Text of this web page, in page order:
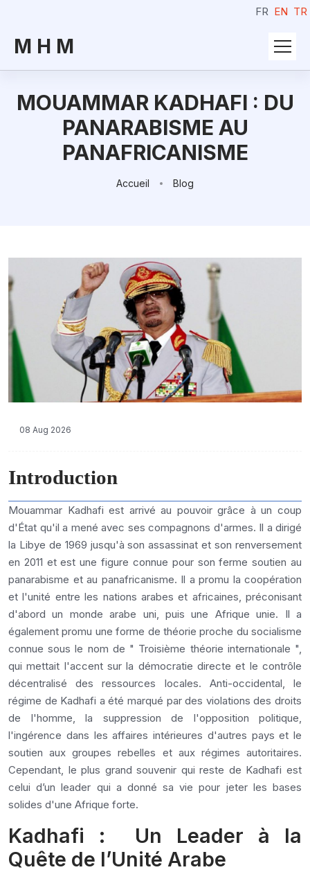
FR EN TR
M H M
MOUAMMAR KADHAFI : DU
PANARABISME AU
PANAFRICANISME
Accueil Blog
08 Aug 2026
Introduction
Mouammar Kadhafi est arrivé au pouvoir grâce à un coup
d'État qu'il a mené avec ses compagnons d'armes. Il a dirigé
la Libye de 1969 jusqu'à son assassinat et son renversement
en 2011 et est une figure connue pour son ferme soutien au
panarabisme et au panafricanisme. Il a promu la coopération
et l'unité entre les nations arabes et africaines, préconisant
d'abord un monde arabe uni, puis une Afrique unie. Il a
également promu une forme de théorie proche du socialisme
connue sous le nom de " Troisième théorie internationale ",
qui mettait l'accent sur la démocratie directe et le contrôle
décentralisé des ressources locales. Anti-occidental, le
régime de Kadhafi a été marqué par des violations des droits
de l'homme, la suppression de l'opposition politique,
l'ingérence dans les affaires intérieures d'autres pays et le
soutien aux groupes rebelles et aux régimes autoritaires.
Cependant, le plus grand souvenir qui reste de Kadhafi est
celui d’un leader qui a donné sa vie pour jeter les bases
solides d'une Afrique forte.
Kadhafi : Un Leader à la
Quête de l’Unité Arabe